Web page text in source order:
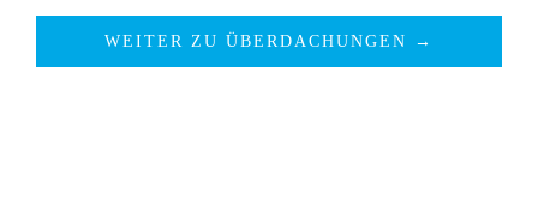
WEITER ZU ÜBERDACHUNGEN →